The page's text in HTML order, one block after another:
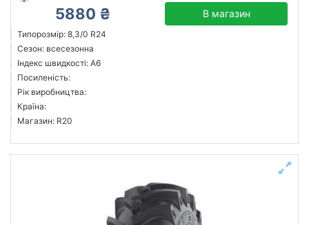
5880 ₴ В магазин
Типорозмір: 8,3/0 R24
Сезон: всесезонна
Індекс швидкості: A6
Посиленість:
Рік виробництва:
Країна:
Магазин: R20